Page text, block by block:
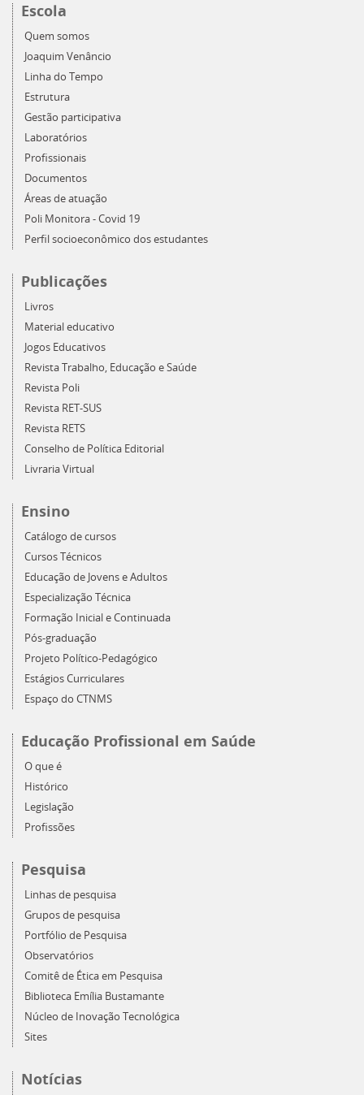
Escola
Quem somos
Joaquim Venâncio
Linha do Tempo
Estrutura
Gestão participativa
Laboratórios
Profissionais
Documentos
Áreas de atuação
Poli Monitora - Covid 19
Perfil socioeconômico dos estudantes
Publicações
Livros
Material educativo
Jogos Educativos
Revista Trabalho, Educação e Saúde
Revista Poli
Revista RET-SUS
Revista RETS
Conselho de Política Editorial
Livraria Virtual
Ensino
Catálogo de cursos
Cursos Técnicos
Educação de Jovens e Adultos
Especialização Técnica
Formação Inicial e Continuada
Pós-graduação
Projeto Político-Pedagógico
Estágios Curriculares
Espaço do CTNMS
Educação Profissional em Saúde
O que é
Histórico
Legislação
Profissões
Pesquisa
Linhas de pesquisa
Grupos de pesquisa
Portfólio de Pesquisa
Observatórios
Comitê de Ética em Pesquisa
Biblioteca Emília Bustamante
Núcleo de Inovação Tecnológica
Sites
Notícias